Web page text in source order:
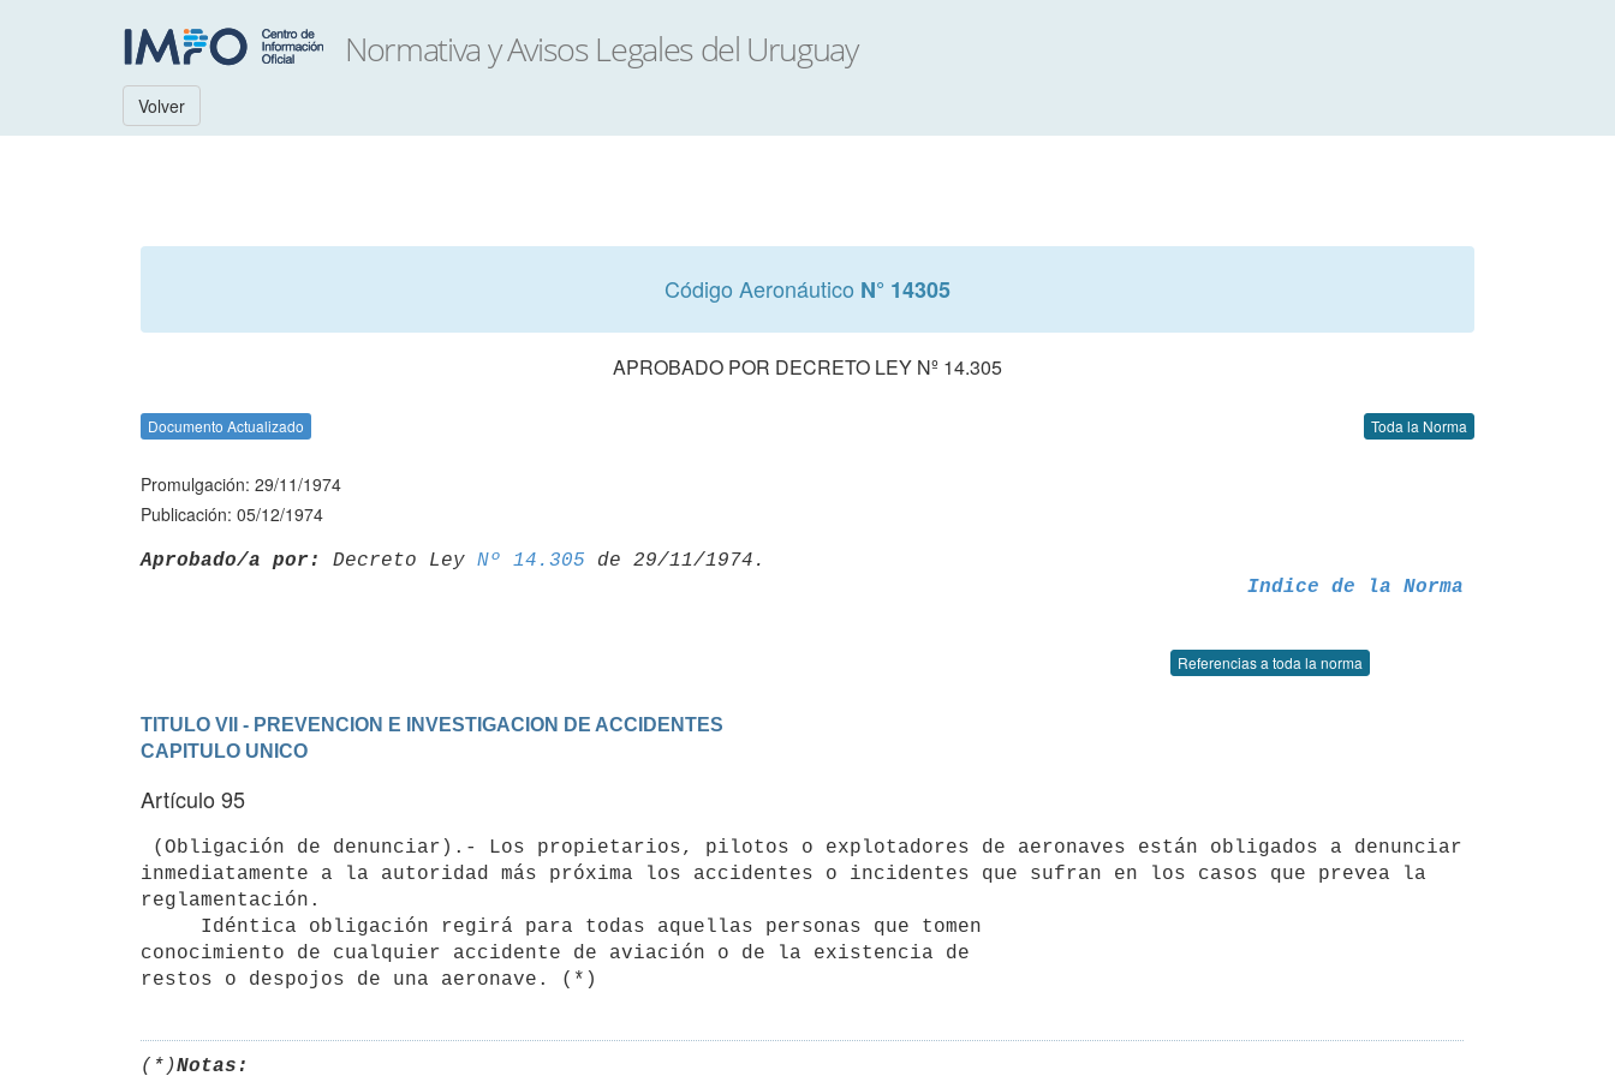
Volver
Código Aeronáutico N° 14305
APROBADO POR DECRETO LEY Nº 14.305
Documento Actualizado Toda la Norma
Promulgación: 29/11/1974
Publicación: 05/12/1974
Aprobado/a por: Decreto Ley Nº 14.305
Indice de la Norma
Referencias a toda la norma
TITULO VII - PREVENCION E INVESTIGACION DE ACCIDENTES
CAPITULO UNICO
Artículo 95
inmediatamente a la autoridad más próxima los accidentes o incidentes que sufran en los casos que prevea la
reglamentación.
conocimiento de cualquier accidente de aviación o de la existencia de
(*)Notas: